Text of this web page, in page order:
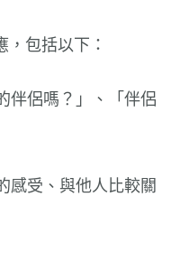
包括以下：
伴侶嗎？」、「伴侶
感受、與他人比較關